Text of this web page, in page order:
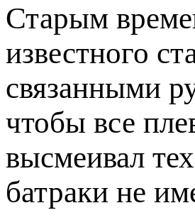
Старым
известного
связанными
чтобы все
высмеивал
батраки не